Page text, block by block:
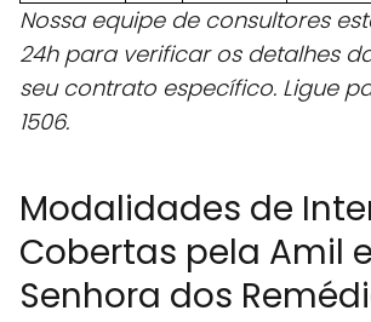
Nossa equipe de consultores
24h para verificar os detalhes
seu contrato específico. Ligue
1506.
Modalidades de
Cobertas pela Amil
Senhora dos